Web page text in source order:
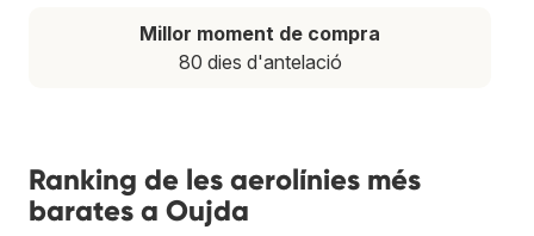
Millor moment de compra
80 dies d'antelació
Ranking de les aerolínies més
barates a Oujda